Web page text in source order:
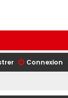
Connexion